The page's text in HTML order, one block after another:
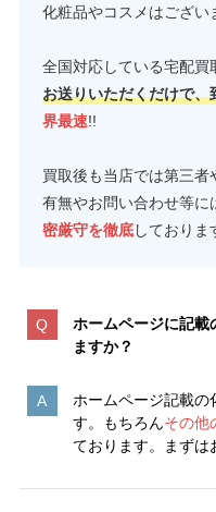
化粧品やコスメはござい
全国対応している宅配買
お送りいただくだけで、
界最速!!
買取後も当店では第三
有無やお問い合わせ等に
密厳守を徹底しておりま
ホームページに記載
ますか？
ホームページ記載の
す。もちろんその他
ております。まずは